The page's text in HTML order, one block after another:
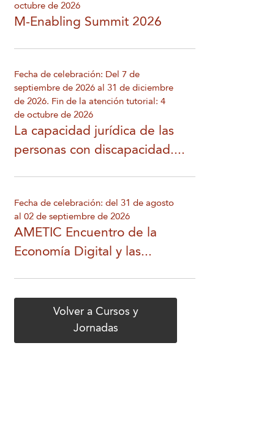
octubre de 2026
M-Enabling Summit 2026
Fecha de celebración: Del 7 de
septiembre de 2026 al 31 de diciembre
de 2026. Fin de la atención tutorial: 4
de octubre de 2026
La capacidad jurídica de las
personas con discapacidad....
Fecha de celebración: del 31 de agosto
al 02 de septiembre de 2026
AMETIC Encuentro de la
Economía Digital y las...
Volver a Cursos y
Jornadas